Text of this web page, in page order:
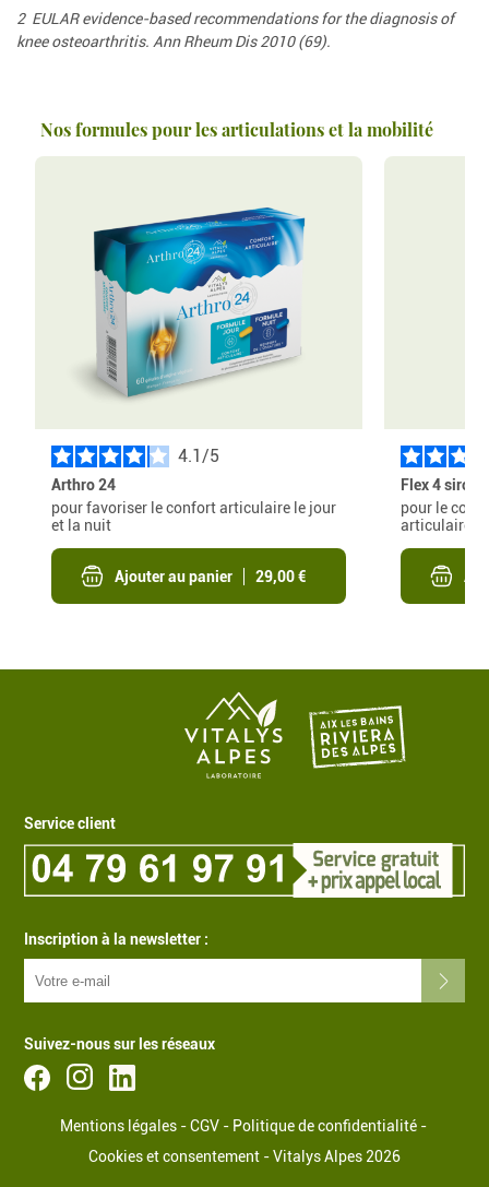
2 EULAR evidence-based recommendations for the diagnosis of
knee osteoarthritis. Ann Rheum Dis 2010 (69).
Nos formules pour les articulations et la mobilité
4.1/
Arthro 24
pour favoriser le confort articulaire le jour
et la nuit
Ajouter au panier 29,00 €
Flex 4 sirop
pour le
articulaire
Inscription à la newsletter :
Service client
Suivez-nous sur les réseaux
Mentions légales-CGV- Politique de confidentialité-
Cookies et consentement -Vitalys Alpes 2026